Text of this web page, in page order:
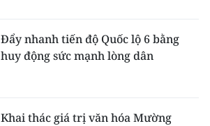
Đẩy nhanh tiến độ Quốc lộ 6 bằng
huy động sức mạnh lòng dân
Khai thác giá trị văn hóa Mường